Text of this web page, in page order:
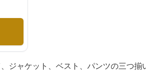
ジャケット、ベスト、パンツの三つ揃